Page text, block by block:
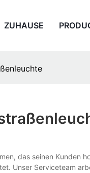
ZUHAUSE
das seinen Kunden
Unser Serviceteam